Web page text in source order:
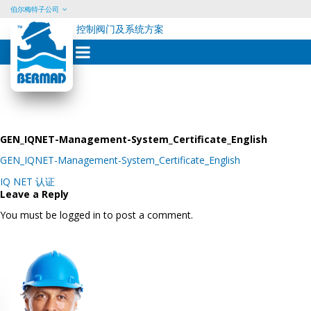
Skip
content
伯尔梅特子公司
控制阀门及系统方案
GEN_IQNET-Management-System_Certificate_English
GEN_IQNET-Management-System_Certificate_English
Post
navigation
IQ NET 认证
Leave a Reply
You must be logged in to post a comment.